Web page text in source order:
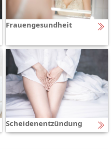
Frauengesundheit
Scheidenentzündung